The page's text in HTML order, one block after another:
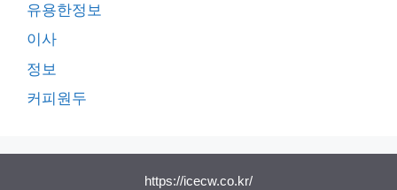
유용한정보
이사
정보
커피원두
https://icecw.co.kr/